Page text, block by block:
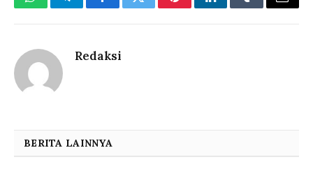
WhatsAppTelegramFacebookTwitterPinterestLinkedInTumblrEmail
Redaksi
BERITA LAINNYA